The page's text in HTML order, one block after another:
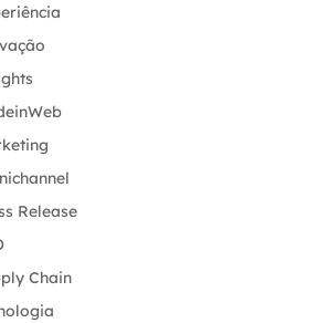
Release
Chain